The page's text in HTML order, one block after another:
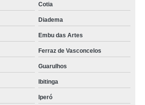
Sorocaba
masculino Tatuí
Cotia
Diadema
Embu das Artes
Ferraz de Vasconcelos
Guarulhos
Ibitinga
Iperó